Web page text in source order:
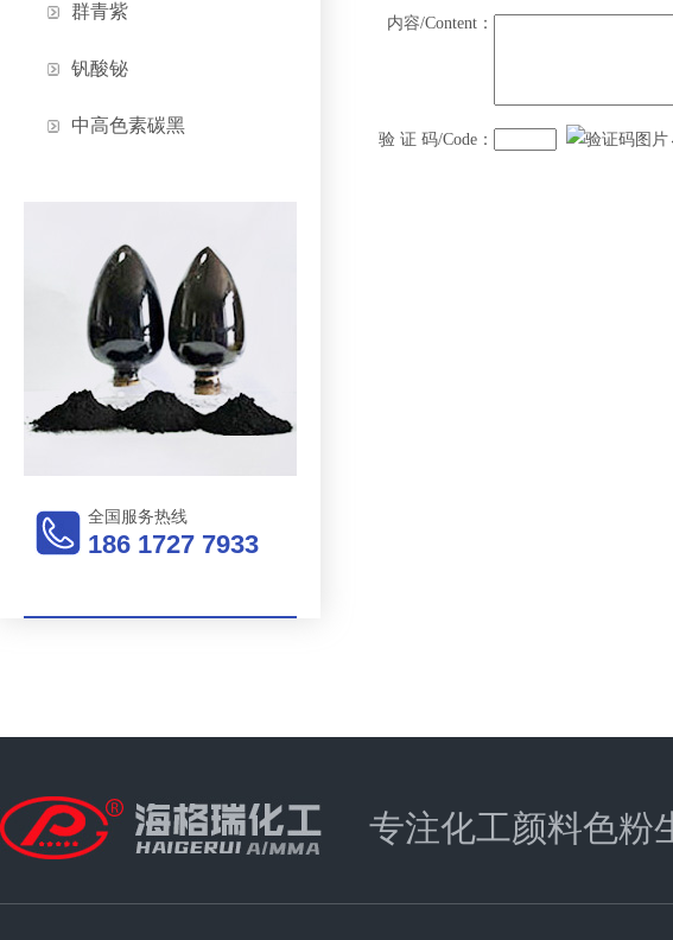
群青紫
钒酸铋
中高色素碳黑
全国服务热线
186 1727 7933
内容/Content：
验 证 码/Code：
专注化工颜料色粉